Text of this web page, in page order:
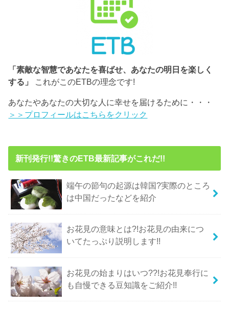
「素敵な智慧であなたを喜ばせ、あなたの明日を楽しく
する」 これがこのETBの理念です!
あなたやあなたの大切な人に幸せを届けるために・・・
＞＞プロフィールはこちらをクリック
新刊発行!!驚きのETB最新記事がこれだ!!
端午の節句の起源は韓国?実際のところ
は中国だったなどを紹介
お花見の意味とは?!お花見の由来につ
いてたっぷり説明します!!
お花見の始まりはいつ??!お花見奉行に
も自慢できる豆知識をご紹介!!